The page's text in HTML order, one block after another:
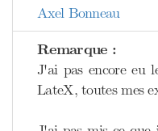
Axel Bonneau
Remarque :
J'ai pas encore eu
LateX, toutes mes